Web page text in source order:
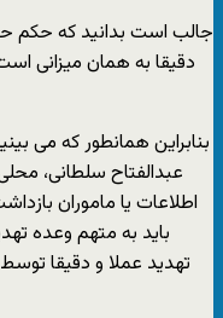
دقيقا به همان ميزانی
بنابراين همانطور که می
عبدالفتاح سلطانی،
اطلاعات يا ماموران
بايد به متهم وعده
تهديد عملا و دقيقا